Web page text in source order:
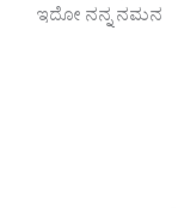
ಇದೋ ನನ್ನ ನಮನ